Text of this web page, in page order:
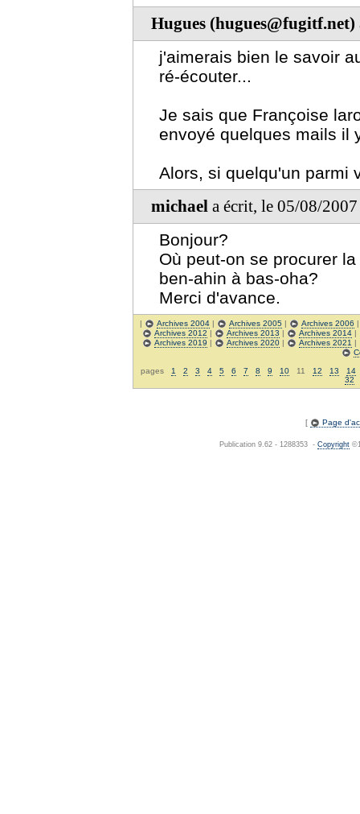
Hugues (hugues@fugitf.net)
j'aimerais bien le savoir
ré-écouter...
Je sais que Françoise
envoyé quelques mails il
Alors, si quelqu'un parmi
michael a écrit, le 05/08/
Bonjour?
Où peut-on se procurer
ben-ahin à bas-oha?
Merci d'avance.
| Archives 2004 | Archives 2005 | Archives 2006
Archives 2012 | Archives 2013 | Archives 2014|
Archives 2019 | Archives 2020| Archives 2021 |
pages 1 2 3 4 5 6 7 8 9 1011 12 13
14
32
[ Page
Publication 9.62 - 1288353 - Copyright